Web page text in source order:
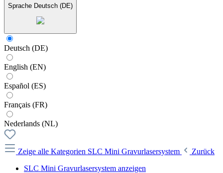
Sprache Deutsch (DE)
Deutsch (DE)
English (EN)
Español (ES)
Français (FR)
Nederlands (NL)
Zeige alle Kategorien SLC Mini Gravurlasersystem
Zurück
SLC Mini Gravurlasersystem anzeigen